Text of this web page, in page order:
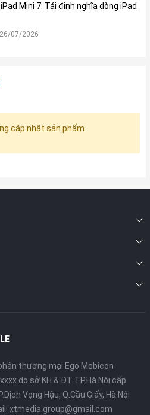
Mini 7: Tái định nghĩa dòng iPad
07/2026
cập nhật sản phẩm
thương mại Ego Mobicon
do sở KH & ĐT TP.Hà Nội cấp
Vọng Hậu, Q.Cầu Giấy, Hà Nội
xtmedia.group@gmail.com